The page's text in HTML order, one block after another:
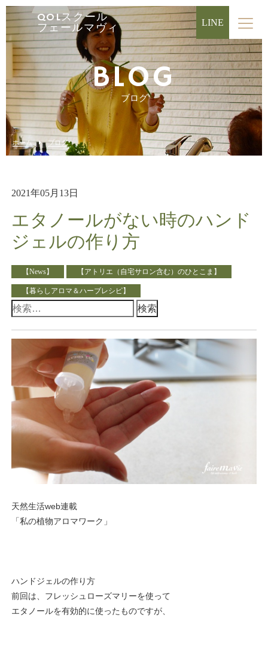
QOLスクール
フェールマヴィ
LINE
BLOG
ブログ
ホーム ブログ
2021年05月13日
エタノールがない時のハンド
ジェルの作り方
【News】 【アトリエ（自宅サロン含む）のひとこま】
【暮らしアロマ＆ハーブレシピ】
検
天然生活web連載
「私の植物アロマワーク」
ハンドジェルの作り方
前回は、フレッシュローズマリーを使って
エタノールを有効的に使ったものですが、